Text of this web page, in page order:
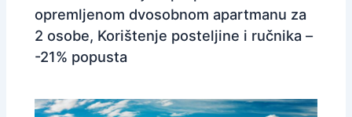
opremljenom dvosobnom apartmanu za
2 osobe, Korištenje posteljine i ručnika –
-21% popusta